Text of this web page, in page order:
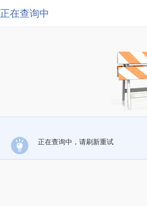
正在查询中
正在查询中，请刷新重试